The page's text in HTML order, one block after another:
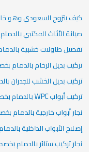
ن
:
كيف يتزوج السعودي وهو
صيانة الأثاث المكتبي
تفصيل طاولات خشبية بالدمام
تركيب بديل الرخام بالدمام
تركيب بديل الخشب للجدران
تركيب أبواب WPC بالدمام بخصم يصل الي 40%
نجار أبواب خارجية بالدمام
إصلاح الأبواب الداخلية
نجار تركيب ستائر بالدمام بخصم